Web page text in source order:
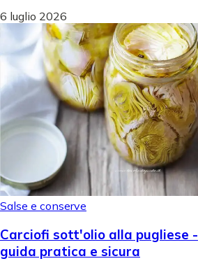
6 luglio 2026
Salse e conserve
Carciofi sott'olio alla pugliese -
guida pratica e sicura